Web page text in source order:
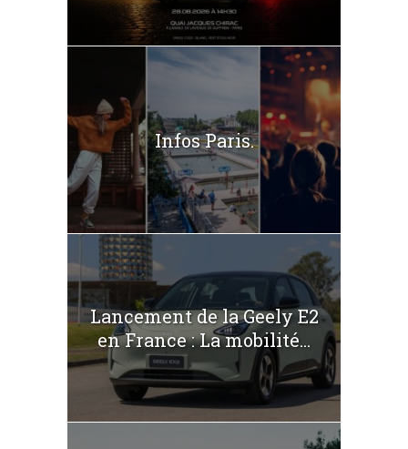
Infos Paris.
Lancement de la Geely E2
en France : La mobilité...